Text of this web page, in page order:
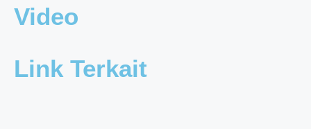
Video
Link Terkait